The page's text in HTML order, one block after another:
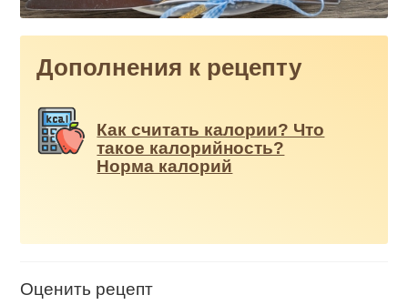
Дополнения к рецепту
Как считать калории? Что
такое калорийность?
Норма калорий
Оценить рецепт